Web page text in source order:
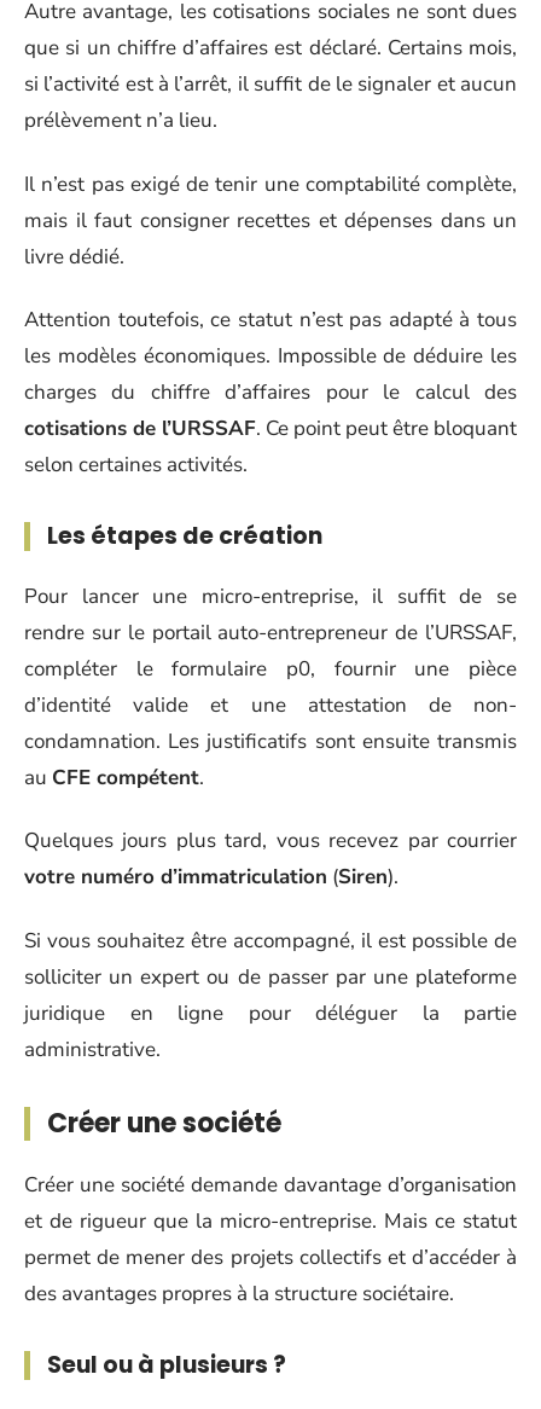
Autre avantage, les cotisations sociales ne sont dues
que si un chiffre d’affaires est déclaré. Certains mois,
si l’activité est à l’arrêt, il suffit de le signaler et aucun
prélèvement n’a lieu.
Il n’est pas exigé de tenir une comptabilité complète,
mais il faut consigner recettes et dépenses dans un
livre dédié.
Attention toutefois, ce statut n’est pas adapté à tous
les modèles économiques. Impossible de déduire les
charges du chiffre d’affaires pour le calcul des
cotisations de l’URSSAF. Ce point peut être bloquant
selon certaines activités.
Les étapes de création
Pour lancer une micro-entreprise, il suffit de se
rendre sur le portail auto-entrepreneur de l’URSSAF,
compléter le formulaire p0, fournir une pièce
d’identité valide et une attestation de non-
condamnation. Les justificatifs sont ensuite transmis
au CFE compétent.
Quelques jours plus tard, vous recevez par courrier
votre numéro d’immatriculation (Siren).
Si vous souhaitez être accompagné, il est possible de
solliciter un expert ou de passer par une plateforme
juridique en ligne pour déléguer la partie
administrative.
Créer une société
Créer une société demande davantage d’organisation
et de rigueur que la micro-entreprise. Mais ce statut
permet de mener des projets collectifs et d’accéder à
des avantages propres à la structure sociétaire.
Seul ou à plusieurs ?